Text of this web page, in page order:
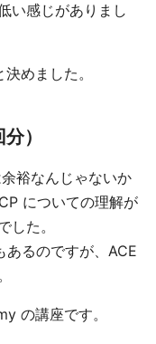
い感じがありまし
めました。
）
裕なんじゃないか
についての理解が
した。
あるのですが、ACE
の講座です。